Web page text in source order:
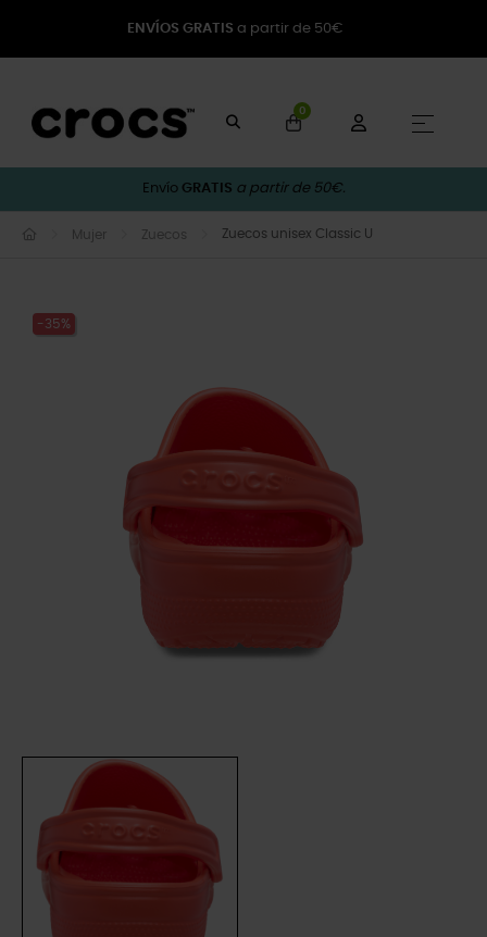
ENVÍOS GRATIS a partir de 50€
0
☰
Envío GRATIS a partir de 50€.
Mujer Zuecos Zuecos unisex Classic U
-35%